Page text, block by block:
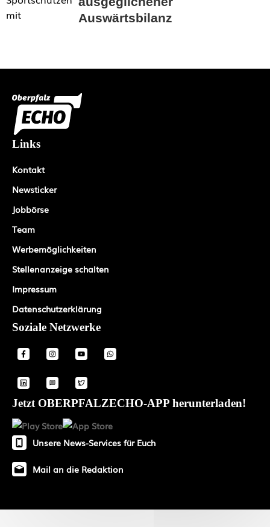
Auswärtsbilanz
Links
Kontakt
Newsticker
Jobbörse
Team
Werbemöglichkeiten
Stellenanzeige schalten
Impressum
Datenschutzerklärung
Soziale Netzwerke
Jetzt OBERPFALZECHO-APP herunterladen!
Unsere News-Services für Euch
Mail an die Redaktion